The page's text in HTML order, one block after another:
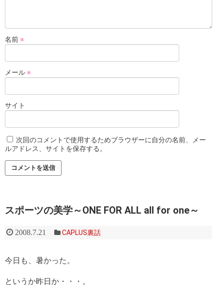
名前 ※
メール ※
サイト
次回のコメントで使用するためブラウザーに自分の名前、メー
ルアドレス、サイトを保存する。
スポーツの美学～ONE FOR ALL all for one～
2008.7.21 CAPLUS裏話
今日も、暑かった。
というか昨日か・・・。